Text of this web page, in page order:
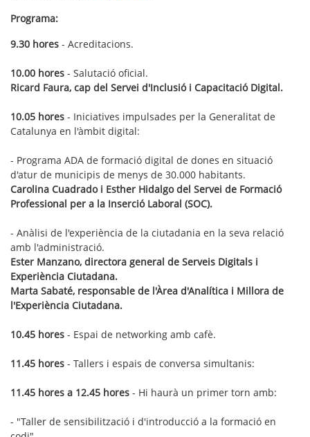
Programa:
9.30 hores - Acreditacions.
10.00 hores - Salutació oficial.
Ricard Faura, cap del Servei d'Inclusió i Capacitació Digital.
10.05 hores - Iniciatives impulsades per la Generalitat de
Catalunya en l'àmbit digital:
- Programa ADA de formació digital de dones en situació
d'atur de municipis de menys de 30.000 habitants.
Carolina Cuadrado i Esther Hidalgo del Servei de Formació
Professional per a la Inserció Laboral (SOC).
- Anàlisi de l'experiència de la ciutadania en la seva relació
amb l'administració.
Ester Manzano, directora general de Serveis Digitals i
Experiència Ciutadana.
Marta Sabaté, responsable de l'Àrea d'Analítica i Millora de
l'Experiència Ciutadana.
10.45 hores - Espai de networking amb cafè.
11.45 hores - Tallers i espais de conversa simultanis:
11.45 hores a 12.45 hores - Hi haurà un primer torn amb:
- "Taller de sensibilització i d'introducció a la formació en